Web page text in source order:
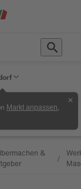
Markt anpassen
✕
&
/